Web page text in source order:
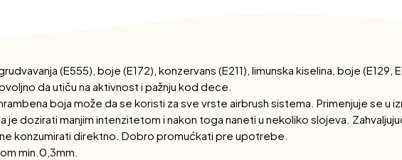
(E555), boje (E172), konzervans (E211), limunska kiselina, boje (E129,
da utiču na aktivnost i pažnju kod dece.
boja može da se koristi za sve vrste airbrush sistema. Primenjuje se u
je dozirati manjim intenzitetom i nakon toga naneti u nekoliko slojeva.
konzumirati direktno. Dobro promućkati pre upotrebe.
min.0,3mm.